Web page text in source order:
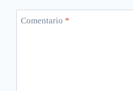
Comentario *